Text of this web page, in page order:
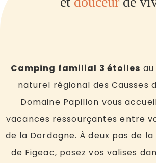
Camping familial 3 étoiles
naturel régional des Causses
Domaine Papillon vous
vacances ressourçantes entre
de la Dordogne. À deux pas de
de Figeac, posez vos valises